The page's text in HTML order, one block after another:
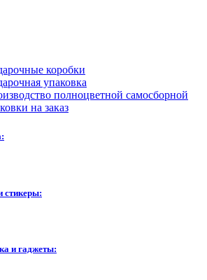
коробки
упаковка
полноцветной самосборной
на заказ
и гаджеты: